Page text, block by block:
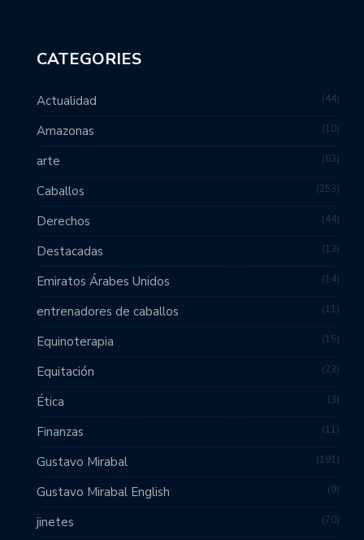
CATEGORIES
Actualidad 44
Amazonas 10
arte 63
Caballos 253
Derechos 44
Destacadas 13
Emiratos Árabes Unidos 14
entrenadores de caballos 11
Equinoterapia 15
Equitación 23
Ética 3
Finanzas 11
Gustavo Mirabal 191
Gustavo Mirabal English 9
jinetes 70